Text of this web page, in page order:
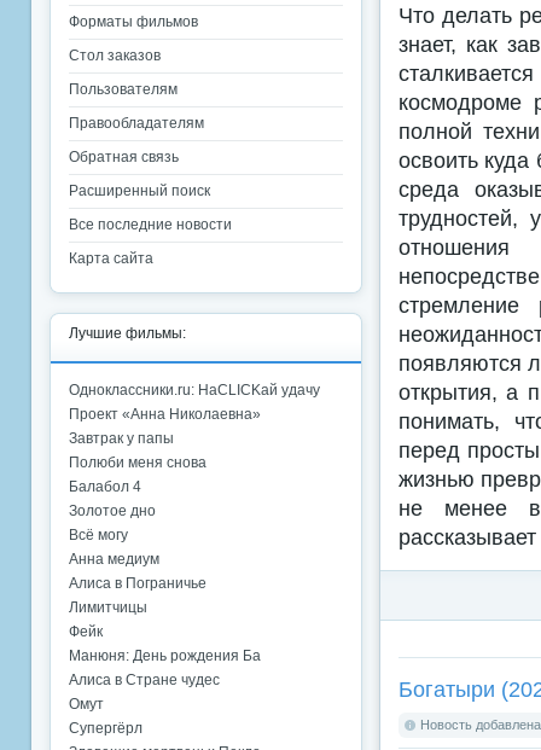
Что делать
знает, как
космодроме
полной
освоить
среда
трудностей,
стремление
появляются
открытия, а
понимать,
перед
жизнью
не менее
Богатыри
Новость
Форматы фильмов
Стол заказов
Пользователям
Правообладателям
Обратная связь
Расширенный поиск
Все последние новости
Карта сайта
Лучшие фильмы:
Одноклассники.ru: НаCLICKай удачу
Проект «Анна Николаевна»
Завтрак у папы
Полюби меня снова
Балабол 4
Золотое дно
Всё могу
Анна медиум
Алиса в Пограничье
Лимитчицы
Фейк
Манюня: День рождения Ба
Алиса в Стране чудес
Омут
Супергёрл